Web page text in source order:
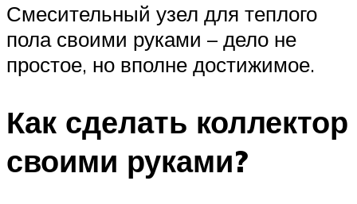
Смесительный узел для теплого
пола своими руками – дело не
простое, но вполне достижимое.
Как сделать коллектор
своими руками?